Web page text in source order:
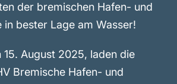
der bremischen Hafen- und
bester Lage am Wasser!
15. August 2025, laden die
Bremische Hafen- und